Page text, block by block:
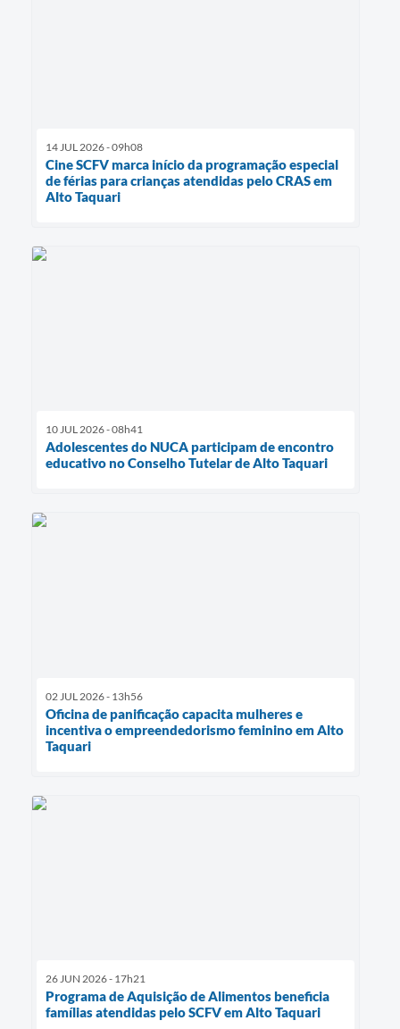
14 JUL 2026 - 09h08
Cine SCFV marca início da programação especial
de férias para crianças atendidas pelo CRAS em
Alto Taquari
10 JUL 2026 - 08h41
Adolescentes do NUCA participam de encontro
educativo no Conselho Tutelar de Alto Taquari
02 JUL 2026 - 13h56
Oficina de panificação capacita mulheres e
incentiva o empreendedorismo feminino em Alto
Taquari
26 JUN 2026 - 17h21
Programa de Aquisição de Alimentos beneficia
famílias atendidas pelo SCFV em Alto Taquari